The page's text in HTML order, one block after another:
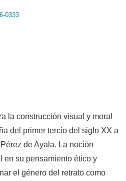
0333
la construcción visual y moral
del primer tercio del siglo XX a
de Ayala. La noción
en su pensamiento ético y
el género del retrato como